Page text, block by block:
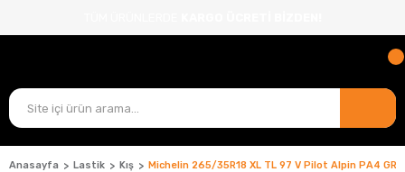
Anasayfa Lastik Kış Michelin 265/35R18 XL TL 97 V Pilot Alpin PA4